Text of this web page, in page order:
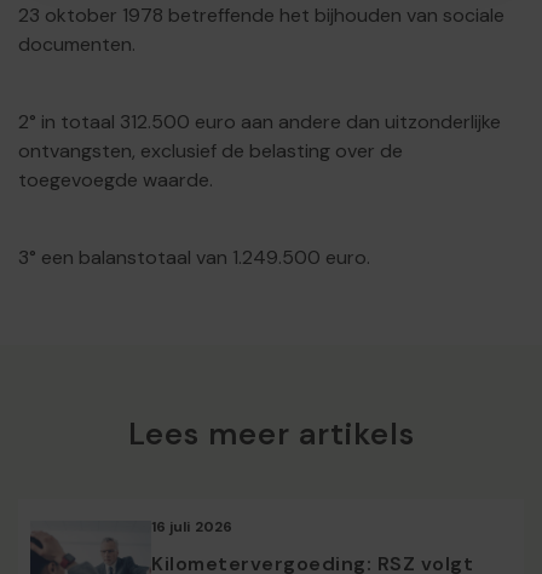
23 oktober 1978 betreffende het bijhouden van sociale
documenten.
2° in totaal 312.500 euro aan andere dan uitzonderlijke
ontvangsten, exclusief de belasting over de
toegevoegde waarde.
3° een balanstotaal van 1.249.500 euro.
Lees meer artikels
16 juli 2026
Kilometervergoeding: RSZ volgt